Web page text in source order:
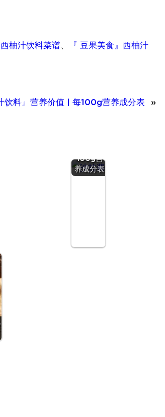
西柚汁饮料菜谱、
『 豆果美食』西柚汁
饮料』营养价值 | 每100g营养成分表 »
100g营
养成分表